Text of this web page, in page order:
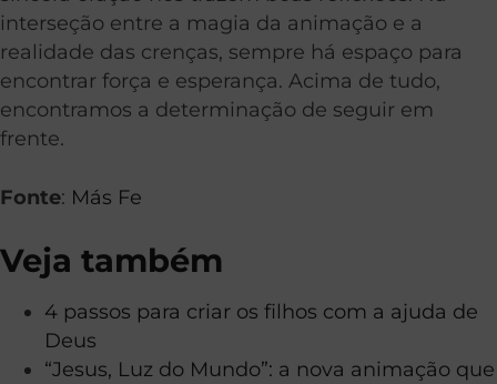
interseção entre a magia da animação e a
realidade das crenças, sempre há espaço para
encontrar força e esperança. Acima de tudo,
encontramos a determinação de seguir em
frente.
Fonte: Más Fe
Veja também
4 passos para criar os filhos com a ajuda de
Deus
“Jesus, Luz do Mundo”: a nova animação que